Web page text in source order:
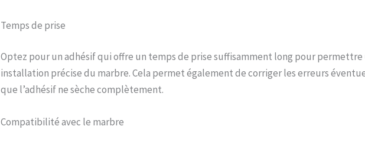
Temps de prise
Optez pour un adhésif qui offre un temps de prise suffisamment long pour permettre
installation précise du marbre. Cela permet également de corriger les erreurs
que l’adhésif ne sèche complètement.
Compatibilité avec le marbre